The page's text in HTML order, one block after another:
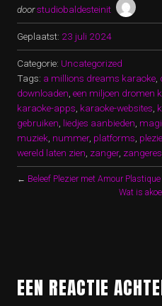
doorstudiobaldesteinit
Geplaatst: 23 juli 2024
Categorie: Uncategorized
Tags: a millions dreams karaoke
downloaden een miljoen dromen
karaoke-apps karaoke-websites
gebruiken liedjes aanbieden
muziek nummer, platforms
wereld laten zien zanger, zangeres
← Beleef Plezier met Amour
Wat is
EEN REACTIE